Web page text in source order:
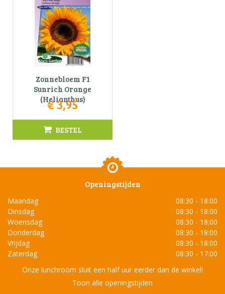
Zonnebloem F1
Sunrich Orange
(Helianthus)
€3,95
BESTEL
Openingstijden
Maandag
08:30 - 18:00
Dinsdag
08:30 - 18:00
Woensdag
08:30 - 18:00
Donderdag
08:30 - 18:00
Vrijdag
08:30 - 18:00
Zaterdag
08:30 - 17:00
Onze lunchroom sluit een half uur eerder dan de winkel!
Toon alle openingstijden